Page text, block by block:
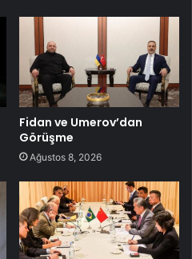
Fidan ve Umerov’dan
Görüşme
Ağustos 8, 2026